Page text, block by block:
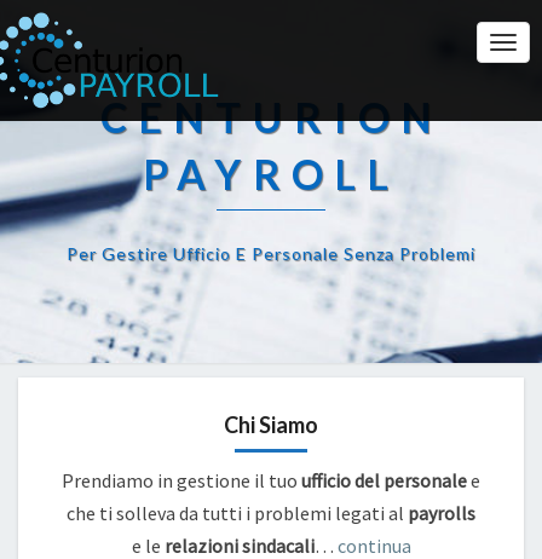
CENTURION
PAYROLL
Per Gestire Ufficio E Personale Senza Problemi
Chi Siamo
Prendiamo in gestione il tuo ufficio del personalee
che ti solleva da tutti i problemi legati al payrolls
e le relazioni sindacali… continua